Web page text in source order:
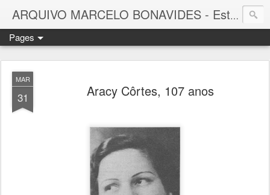
ARQUIVO MARCELO BONAVIDES - Estrelas que nunca se Apagam -
Pages
MAR
31 Aracy Côrtes, 107 anos